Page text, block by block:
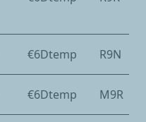
€6Dtemp R9N
€6Dtemp M9R